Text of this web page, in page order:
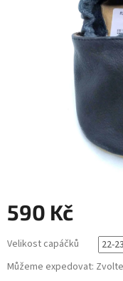
590 Kč
cena:
Velikost capáčků
Můžeme expedovat: